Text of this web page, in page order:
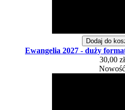
Dodaj do
Ewangelia 2027 - duży
30,00 zł
Nowość